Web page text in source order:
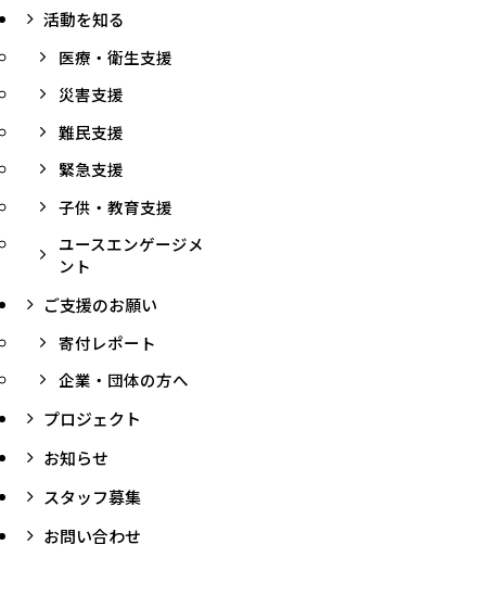
活動を知る
医療・衛生支援
災害支援
難民支援
緊急支援
子供・教育支援
ユースエンゲージメ
ント
ご支援のお願い
寄付レポート
企業・団体の方へ
プロジェクト
お知らせ
スタッフ募集
お問い合わせ